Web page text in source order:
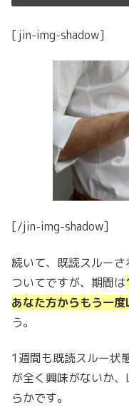
[jin-img-shadow]
[/jin-img-shadow]
続いて、既読スルー
ついてですが、期間は
あなた方からもう一
う。
1週間も既読スルー状
が全く興味がないか
らかです。